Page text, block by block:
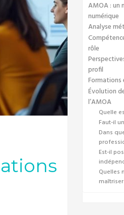
AMOA : un
numérique
Analyse
rôle
profil
Formations
Évolution
l’AMOA
Quelle
Faut-il
Dans
Est-il
Quelles